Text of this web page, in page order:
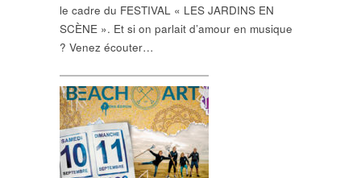
le cadre du FESTIVAL « LES JARDINS EN
SCÈNE ». Et si on parlait d’amour en musique
? Venez écouter…